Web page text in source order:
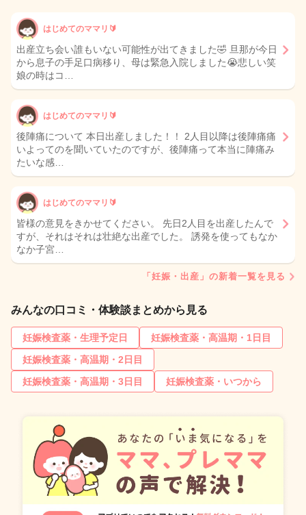
はじめてのママリ🔰
出産立ち会い誰もいない可能性が出てきました🤣 旦那が今日
から息子の手足口病移り、母は緊急入院しました😭悲しい笑
娘の時はコ…
はじめてのママリ🔰
後陣痛について 本日出産しました！！ 2人目以降は後陣痛痛
いよってのを聞いていたのですが、後陣痛って本当に陣痛み
たいな感…
はじめてのママリ🔰
皆様の意見をきかせてください。 先日2人目を出産したんで
すが、それはそれは壮絶な出産でした。 誘発を使ってもなか
なか子宮…
「妊娠・出産」の新着一覧を見る
みんなの口コミ・体験談まとめから見る
妊娠検査薬・生理予定日
妊娠検査薬・高温期・1日目
妊娠検査薬・高温期・2日目
妊娠検査薬・高温期・3日目
妊娠検査薬・いつから